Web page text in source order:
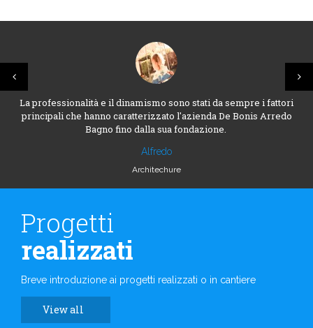
La professionalità e il dinamismo sono stati da sempre i fattori
principali che hanno caratterizzato l'azienda De Bonis Arredo
Bagno fino dalla sua fondazione.
Alfredo
Architechure
Progetti
realizzati
Breve introduzione ai progetti realizzati o in cantiere
View all